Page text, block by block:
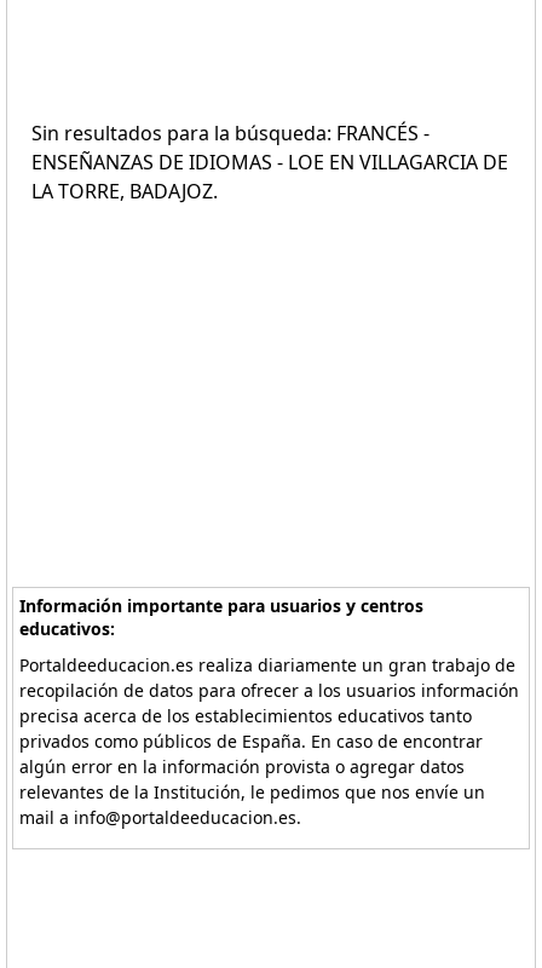
Sin resultados para la búsqueda: FRANCÉS -
ENSEÑANZAS DE IDIOMAS - LOE EN VILLAGARCIA DE
LA TORRE, BADAJOZ.
Información importante para usuarios y centros
educativos:
Portaldeeducacion.es realiza diariamente un gran trabajo de
recopilación de datos para ofrecer a los usuarios información
precisa acerca de los establecimientos educativos tanto
privados como públicos de España. En caso de encontrar
algún error en la información provista o agregar datos
relevantes de la Institución, le pedimos que nos envíe un
mail a info@portaldeeducacion.es.